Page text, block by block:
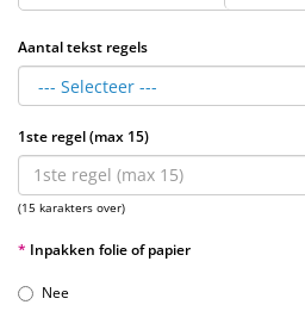
Aantal tekst regels
1ste regel (max 15)
(15 karakters over)
Inpakken folie of papier
Nee